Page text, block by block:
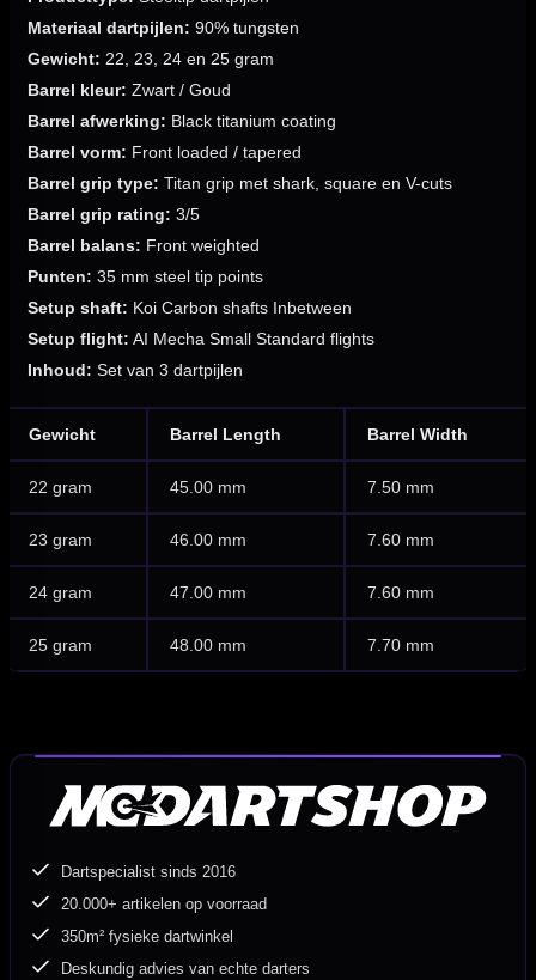
Materiaal dartpijlen: 90% tungsten
Gewicht: 22, 23, 24 en 25 gram
Barrel kleur: Zwart / Goud
Barrel afwerking: Black titanium coating
Barrel vorm: Front loaded / tapered
Barrel grip type: Titan grip met shark, square en V-cuts
Barrel grip rating: 3/5
Barrel balans: Front weighted
Punten: 35 mm steel tip points
Setup shaft: Koi Carbon shafts Inbetween
Setup flight: AI Mecha Small Standard flights
Inhoud: Set van 3 dartpijlen
Gewicht Barrel Length Barrel Width
22 gram 45.00 mm 7.50 mm
23 gram 46.00 mm 7.60 mm
24 gram 47.00 mm 7.60 mm
25 gram 48.00 mm 7.70 mm
Dartspecialist sinds 2016
20.000+ artikelen op voorraad
350m² fysieke dartwinkel
Deskundig advies van echte darters